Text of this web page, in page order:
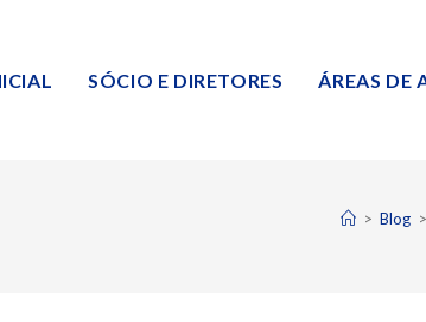
SÓCIO E DIRETORES ÁREAS DE
> Blog >